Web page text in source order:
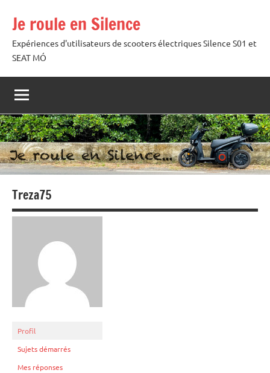
contenu
Je roule en Silence
Expériences d'utilisateurs de scooters électriques Silence S01 et
SEAT MÓ
Treza75
Profil
Sujets démarrés
Mes réponses